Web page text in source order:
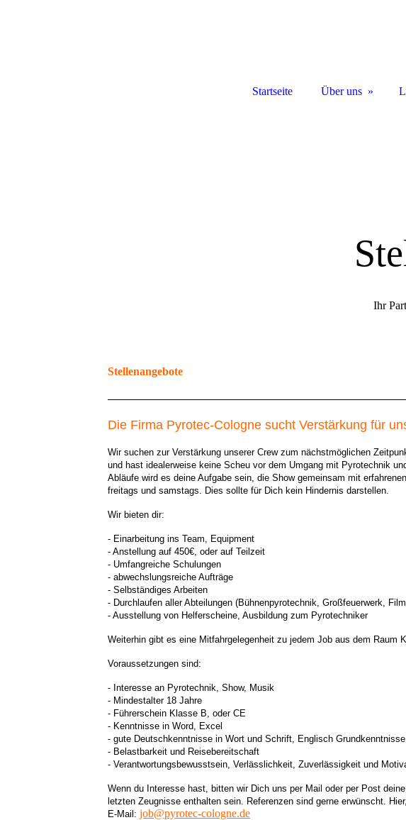
Ihr
Stellenangebote
Die Firma Pyrotec-Cologne sucht Verstärkung für
Wir suchen zur Verstärkung unserer Crew zum nächstmöglichen
und hast idealerweise keine Scheu vor dem Umgang mit Pyrotechnik
Abläufe wird es deine Aufgabe sein, die Show gemeinsam mit
freitags und samstags. Dies sollte für Dich kein Hindernis darstellen.
Wir bieten dir:
- Einarbeitung ins Team, Equipment
- Anstellung auf 450€, oder auf Teilzeit
- Umfangreiche Schulungen
- abwechslungsreiche Aufträge
- Selbständiges Arbeiten
- Durchlaufen aller Abteilungen (Bühnenpyrotechnik, Großfeuerwerk,
- Ausstellung von Helferscheine, Ausbildung zum Pyrotechniker
Weiterhin gibt es eine Mitfahrgelegenheit zu jedem Job aus dem Raum
Voraussetzungen sind:
- Interesse an Pyrotechnik, Show, Musik
- Mindestalter 18 Jahre
- Führerschein Klasse B, oder CE
- Kenntnisse in Word, Excel
- gute Deutschkenntnisse in Wort und Schrift, Englisch Grundkenntnisse
- Belastbarkeit und Reisebereitschaft
- Verantwortungsbewusstsein, Verlässlichkeit, Zuverlässigkeit und
Wenn du Interesse hast, bitten wir Dich uns per Mail oder per Post
letzten Zeugnisse enthalten sein. Referenzen sind gerne erwünscht.
E-Mail: job@pyrotec-cologne.de
Startseite Über uns